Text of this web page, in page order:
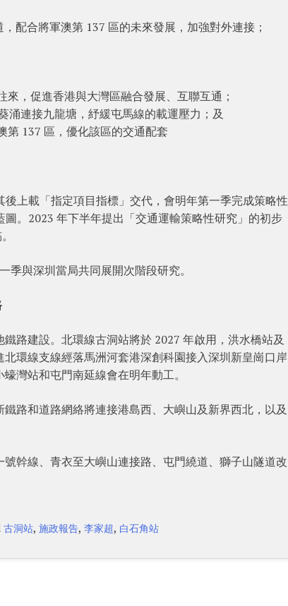
配合將軍澳第 137 區的未來發展，加強對外連接；
，促進香港與大灣區融合發展、互聯互通；
涌連接九龍塘，紓緩屯馬線的載運壓力；及
第 137 區，優化該區的交通配套
上載「指定項目指標」交代，會明年第一季完成策略性
。2023 年下半年提出「交通運輸策略性研究」的初步
季與深圳當局共同展開次階段研究。
路建設。北環線古洞站將於 2027 年啟用，洪水橋站及
環線支線經落馬洲河套港深創科園接入深圳新皇崗口岸
灣站和屯門南延線會在明年動工。
路和道路網絡將連接港島西、大嶼山及新界西北，以及
幹線、青衣至大嶼山連接路、屯門繞道、獅子山隧道改
古洞站,施政報告,李家超, 白石角站